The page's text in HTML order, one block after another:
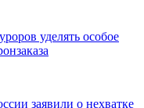
уделять особое
заявили о нехватке